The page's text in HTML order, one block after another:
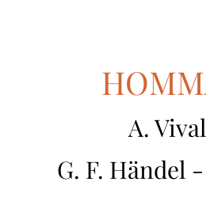
A.
G. F. Händel